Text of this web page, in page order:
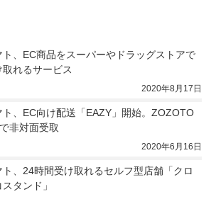
ト、EC商品をスーパーやドラッグストアで
取れるサービス
2020年8月17日
ト、EC向け配送「EAZY」開始。ZOZOTO
非対面受取
2020年6月16日
ト、24時間受け取れるセルフ型店舗「クロ
タンド」